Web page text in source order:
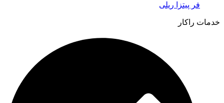
فر پیتزا ریلی
خدمات راکار